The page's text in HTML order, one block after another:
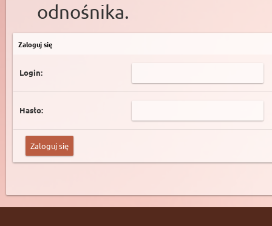
odnośnika.
Zaloguj się
Login:
Hasło: